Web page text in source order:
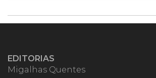
EDITORIAS
Migalhas Quentes